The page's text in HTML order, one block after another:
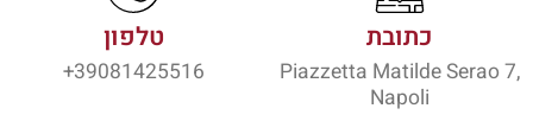
כתובת
Piazzetta Matilde Serao 7,
Napoli
טלפון
39081425516+